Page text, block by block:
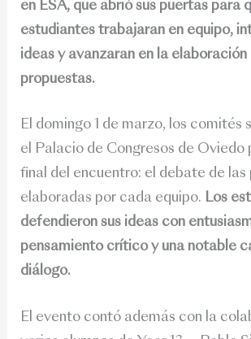
en ESA, que abrió sus puertas para
estudiantes trabajaran en equipo,
ideas y avanzaran en la elaboración
propuestas.
El domingo 1 de marzo, los comités
el Palacio de Congresos de Oviedo
final del encuentro: el debate de las
elaboradas por cada equipo. Los
defendieron sus ideas con
pensamiento crítico y una notable
diálogo.
El evento contó además con la